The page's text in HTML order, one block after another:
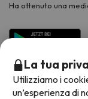
Ha ottenuto una
La tua
Utilizziamo i
un’esperienza di